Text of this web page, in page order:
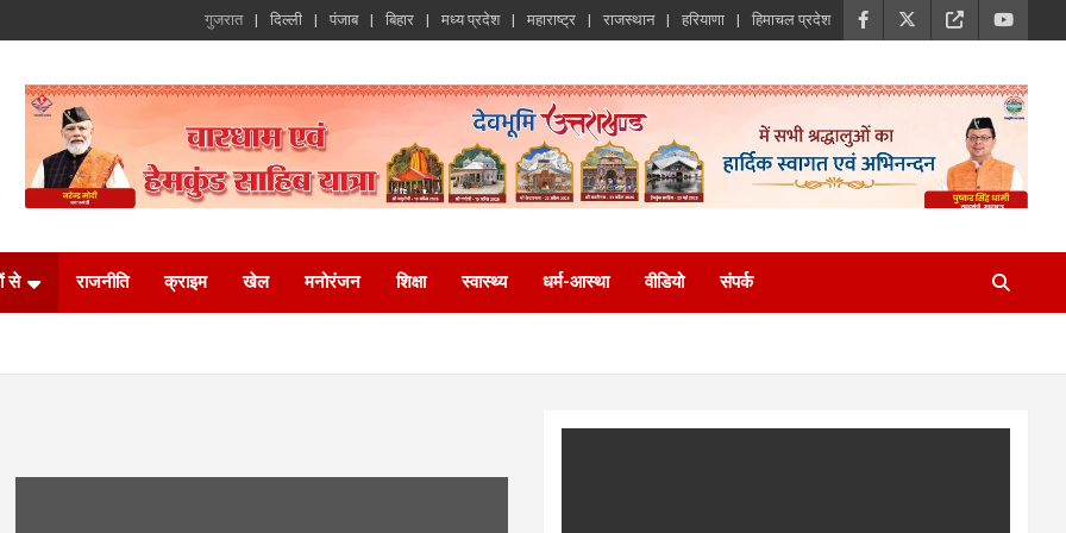
गुजरात दिल्ली पंजाब बिहार मध्य प्रदेश महाराष्ट्र राजस्थान हरियाणा हिमाचल प्रदेश
से राजनीति क्राइम खेल मनोरंजन शिक्षा स्वास्थ्य धर्म-आस्था वीडियो संपर्क